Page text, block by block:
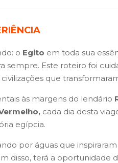
o Egito em toda sua
sempre. Este roteiro foi
que
às margens do lendário
cada dia desta
egípcia.
por águas que
disso, terá a oportunidade